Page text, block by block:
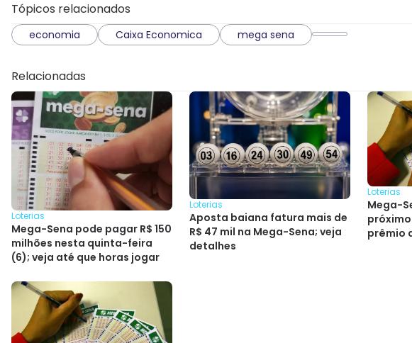
Tópicos relacionados
economia Caixa Economica mega sena
Relacionadas
Loterias
Mega-Sena pode pagar R$ 150
milhões nesta quinta-feira
(6); veja até que horas jogar
Loterias
Aposta baiana fatura mais de
R$ 47 mil na Mega-Sena; veja
detalhes
Loterias
Mega-
prêmio